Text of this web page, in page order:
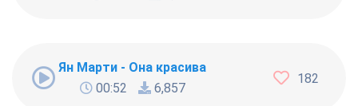
Ян Марти - Она красива
00:52
6,857
182